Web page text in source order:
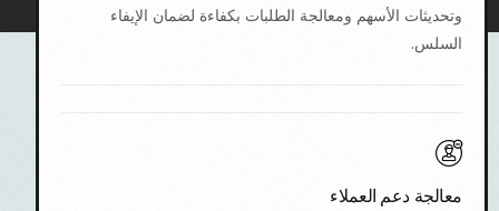
وتحديثات الأسهم ومعالجة الطلبات بكفاءة لضمان الإيفاء
السلس.
معالجة دعم العملاء